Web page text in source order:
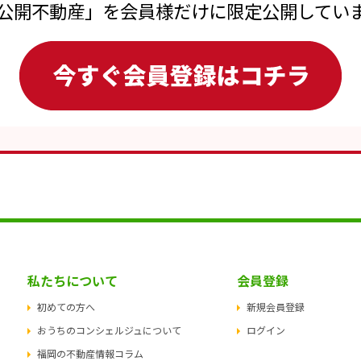
開不動産」を会員様だけに限定公開してい
私たちについて
初めての方へ
おうちのコンシェルジュについて
福岡の不動産情報コラム
会員登録
新規会員登録
ログイン